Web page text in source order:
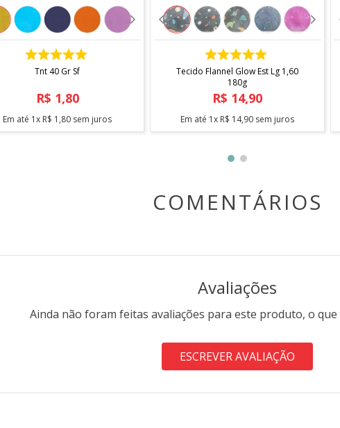
COMPRAR
Tnt 40 Gr Sf
R$ 1,80
Em até 1x R$ 1,80 sem juros
COMPRAR
Tecido Flannel Glow Est Lg 1,60
180g
R$ 14,90
Em até 1x R$ 14,90 sem juros
COMENTÁRIOS
Avaliações
Ainda não foram feitas avaliações para este produto, o que
ESCREVER AVALIAÇÃO